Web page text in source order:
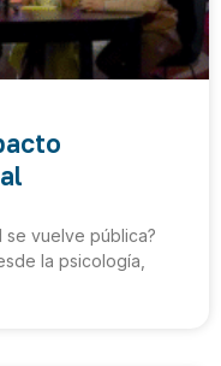
se vuelve pública?
la psicología,